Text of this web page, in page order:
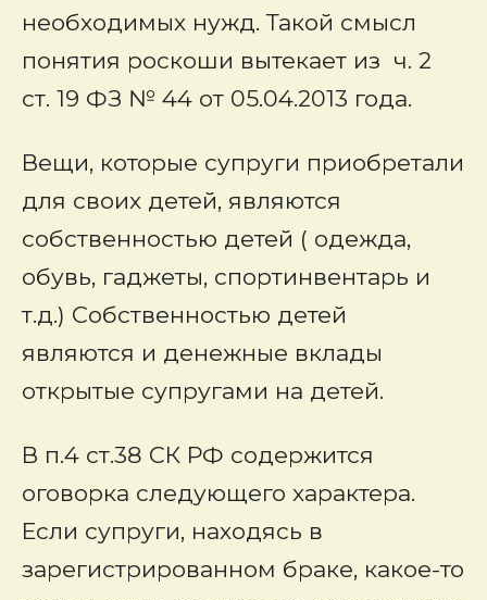
необходимых нужд. Такой смысл
понятия роскоши вытекает из ч. 2
ст. 19 ФЗ № 44 от 05.04.2013 года.
Вещи, которые супруги приобретали
для своих детей, являются
собственностью детей ( одежда,
обувь, гаджеты, спортинвентарь и
т.д.) Собственностью детей
являются и денежные вклады
открытые супругами на детей.
В п.4 ст.38 СК РФ содержится
оговорка следующего характера.
Если супруги, находясь в
зарегистрированном браке, какое-то